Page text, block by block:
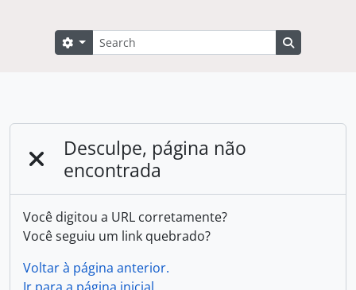
Buscar
Opções de busca
Desculpe, página não
encontrada
Você digitou a URL corretamente?
Você seguiu um link quebrado?
Voltar à página anterior.